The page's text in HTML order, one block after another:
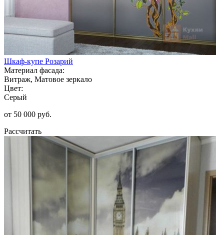
Шкаф-купе Розарий
Материал фасада:
Витраж, Матовое зеркало
Цвет:
Серый
от 50 000 руб.
Рассчитать